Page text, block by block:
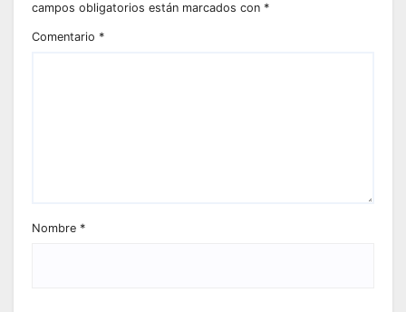
campos obligatorios están marcados con *
Comentario *
Nombre *